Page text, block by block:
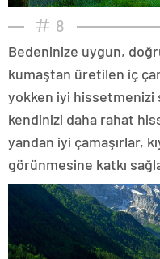
8
Bedeninize uygun,
kumaştan üretilen iç
yokken iyi hissetmenizi
kendinizi daha rahat
yandan iyi çamaşırlar,
görünmesine katkı